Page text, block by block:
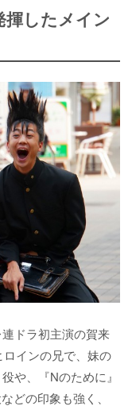
したメイン
ドラ初主演の賀来
インの兄で、妹の
や、『Nのために』
どの印象も強く、